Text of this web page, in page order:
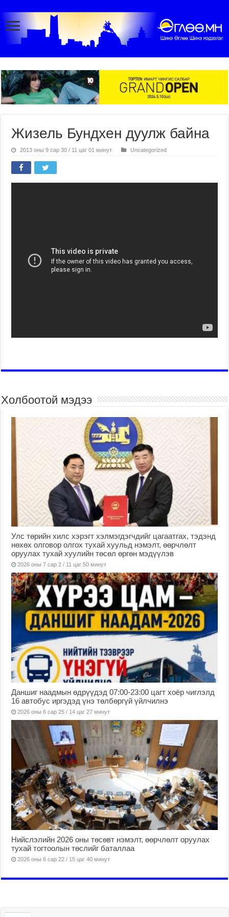
Жизель Бундхен дуулж байна
2013 оны 9 сар 30 / 11 цаг 01 минут Uncategorized
Холбоотой мэдээ
Улс төрийн хилс хэрэгт хэлмэгдэгчдийг цагаатгах, тэдэнд
нөхөх олговор олгох тухай хуульд нэмэлт, өөрчлөлт
оруулах тухай хуулийн төсөл өргөн мэдүүлэв
2026 оны 7 сар 2 / 11 цаг 50 минут
Даншиг наадмын өдрүүдэд 07:00-23:00 цагт хоёр чиглэлд
16 автобус иргэдэд үнэ төлбөргүй үйлчилнэ
2026 оны 6 сар 25 / 14 цаг 27 минут
Нийслэлийн 2026 оны төсөвт нэмэлт, өөрчлөлт оруулах
тухай тогтоолын төслийг баталлаа
2026 оны 6 сар 22 / 15 цаг 40 минут